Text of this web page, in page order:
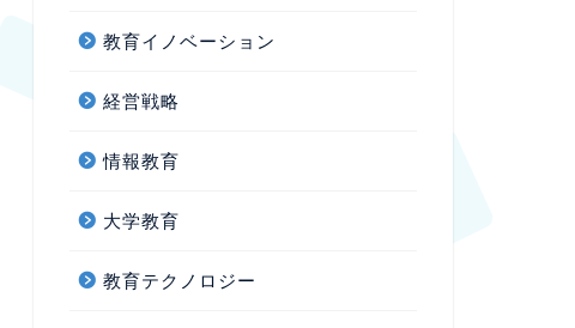
教育イノベーション
経営戦略
情報教育
大学教育
教育テクノロジー